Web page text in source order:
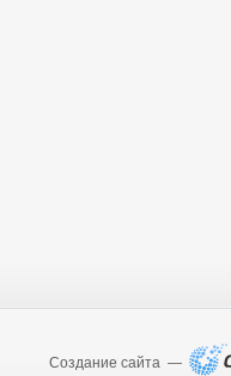
Создание сайта —